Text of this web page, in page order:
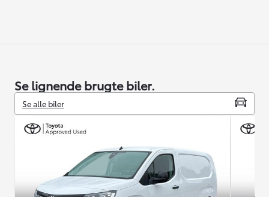
Se lignende brugte biler.
Se alle biler